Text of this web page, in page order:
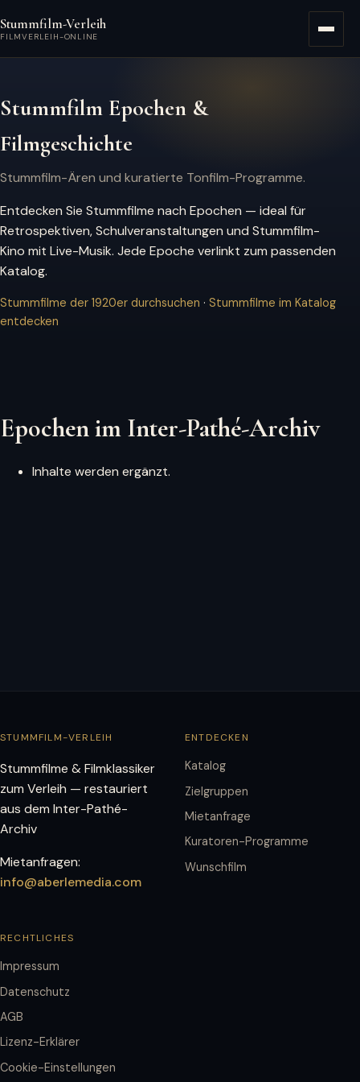
Stummfilm-Verleih
FILMVERLEIH-ONLINE
Stummfilm Epochen &
Filmgeschichte
Stummfilm-Ären und kuratierte Tonfilm-Programme.
Entdecken Sie Stummfilme nach Epochen — ideal für
Retrospektiven, Schulveranstaltungen und Stummfilm-
Kino mit Live-Musik. Jede Epoche verlinkt zum passenden
Katalog.
Stummfilme der 1920er durchsuchen · Stummfilme im Katalog
entdecken
Epochen im Inter-Pathé-Archiv
Inhalte werden ergänzt.
STUMMFILM-VERLEIH
Stummfilme & Filmklassiker
zum Verleih — restauriert
aus dem Inter-Pathé-
Archiv
Mietanfragen:
info@aberlemedia.com
ENTDECKEN
Katalog
Zielgruppen
Mietanfrage
Kuratoren-Programme
Wunschfilm
RECHTLICHES
Impressum
Datenschutz
AGB
Lizenz-Erklärer
Cookie-Einstellungen